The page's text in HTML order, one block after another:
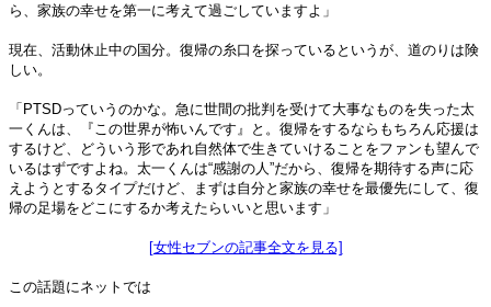
ら、家族の幸せを第一に考えて過ごしていますよ」
現在、活動休止中の国分。復帰の糸口を探っているというが、道のりは険
しい。
「PTSDっていうのかな。急に世間の批判を受けて大事なものを失った太
一くんは、『この世界が怖いんです』と。復帰をするならもちろん応援は
するけど、どういう形であれ自然体で生きていけることをファンも望んで
いるはずですよね。太一くんは“感謝の人”だから、復帰を期待する声に応
えようとするタイプだけど、まずは自分と家族の幸せを最優先にして、復
帰の足場をどこにするか考えたらいいと思います」
[女性セブンの記事全文を見る]
この話題にネットでは